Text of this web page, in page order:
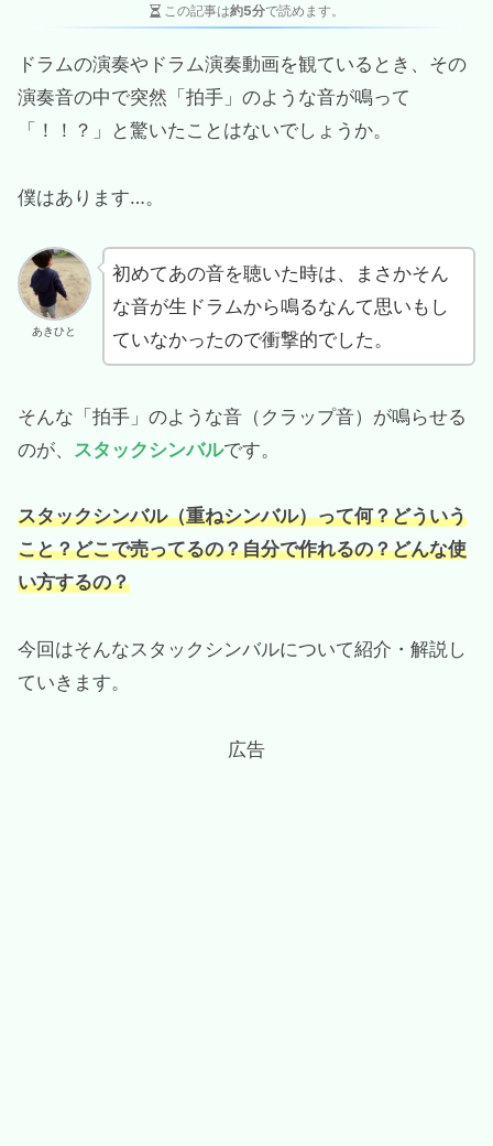
この記事は約5分で読めます。
ドラムの演奏やドラム演奏動画を観ているとき、その
演奏音の中で突然「拍手」のような音が鳴って
「！！？」と驚いたことはないでしょうか。
僕はあります…。
あきひと
初めてあの音を聴いた時は、まさかそん
な音が生ドラムから鳴るなんて思いもし
ていなかったので衝撃的でした。
そんな「拍手」のような音（クラップ音）が鳴らせる
のが、 スタックシンバルです。
スタックシンバル（重ねシンバル）って何？どういう
こと？どこで売ってるの？自分で作れるの？どんな使
い方するの？
今回はそんなスタックシンバルについて紹介・解説し
ていきます。
広告